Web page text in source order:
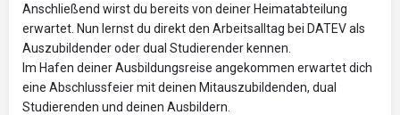
Anschließend wirst du bereits von deiner Heimatabteilung
erwartet. Nun lernst du direkt den Arbeitsalltag bei DATEV als
Auszubildender oder dual Studierender kennen.
Im Hafen deiner Ausbildungsreise angekommen erwartet dich
eine Abschlussfeier mit deinen Mitauszubildenden, dual
Studierenden und deinen Ausbildern.